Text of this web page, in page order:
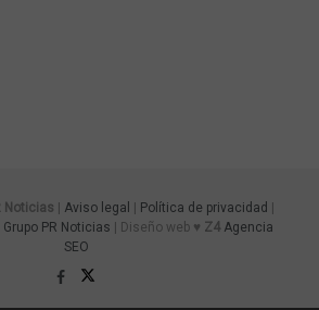
Noticias | Aviso legal | Política de privacidad |
Grupo PR Noticias | Diseño web ♥ Z4 Agencia
SEO